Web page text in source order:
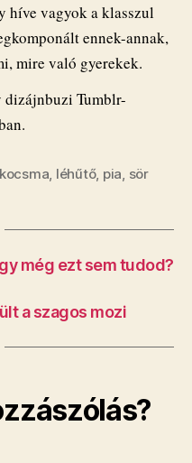
híve vagyok a klasszul
ennek-annak,
mire való gyerekek.
dizájnbuzi Tumblr-
kocsma, léhűtő, pia, sör
még ezt sem tudod?
a szagos mozi